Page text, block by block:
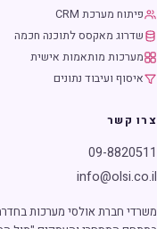
פיתוח מערכת CRM
שדרוג מאקסס לתוכנה חכמה
מערכות מותאמות אישית
איסוף ועיבוד נתונים
צרו קשר
09-8820511
info@olsi.co.il
משרדי חברת אולסי מערכות